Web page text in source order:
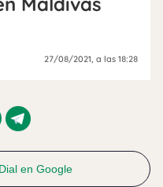
27/08/2021 , a las 18:28
en Google